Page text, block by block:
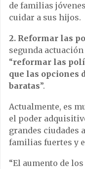
de familias
cuidar a sus hijos.
2. Reformar las
segunda
“reformar las
que las opciones
baratas”.
Actualmente, es
el poder
grandes ciudades
familias fuertes y
“El aumento de